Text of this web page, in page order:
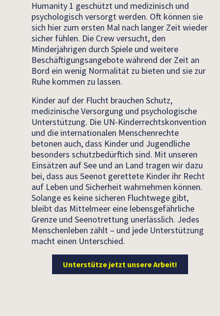
Humanity 1 geschützt und medizinisch und
psychologisch versorgt werden. Oft können sie
sich hier zum ersten Mal nach langer Zeit wieder
sicher fühlen. Die Crew versucht, den
Minderjährigen durch Spiele und weitere
Beschäftigungsangebote während der Zeit an
Bord ein wenig Normalität zu bieten und sie zur
Ruhe kommen zu lassen.
Kinder auf der Flucht brauchen Schutz,
medizinische Versorgung und psychologische
Unterstützung. Die UN-Kinderrechtskonvention
und die internationalen Menschenrechte
betonen auch, dass Kinder und Jugendliche
besonders schutzbedürftich sind. Mit unseren
Einsätzen auf See und an Land tragen wir dazu
bei, dass aus Seenot gerettete Kinder ihr Recht
auf Leben und Sicherheit wahrnehmen können.
Solange es keine sicheren Fluchtwege gibt,
bleibt das Mittelmeer eine lebensgefährliche
Grenze und Seenotrettung unerlässlich. Jedes
Menschenleben zählt – und jede Unterstützung
macht einen Unterschied.
Unterstütze jetzt unsere Arbeit!